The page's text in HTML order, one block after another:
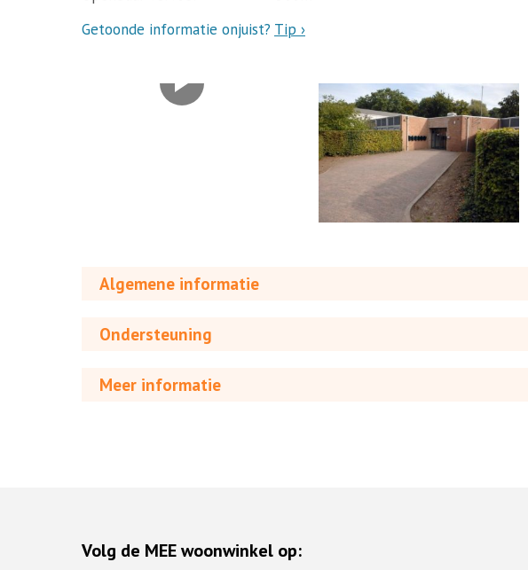
Getoonde informatie onjuist? Tip ›
Algemene informatie
Ondersteuning
Meer informatie
Volg de MEE woonwinkel op: